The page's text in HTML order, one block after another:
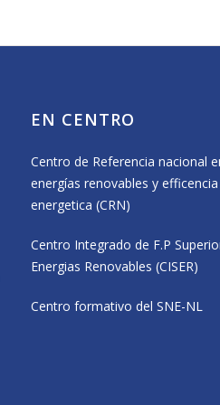
Formación Profesional, deporte e
inclusión en el CIP Virgen del Camino
proyecto Wolfram en Navarra
20 May, 2026
estancia Erasmus+ sobre eficiencia
EN CENTRO
Centro de Referencia nacional
energías renovables y efficencia
energetica (CRN)
Centro Integrado de F.P
Energias Renovables (CISER)
Centro formativo del SNE-NL